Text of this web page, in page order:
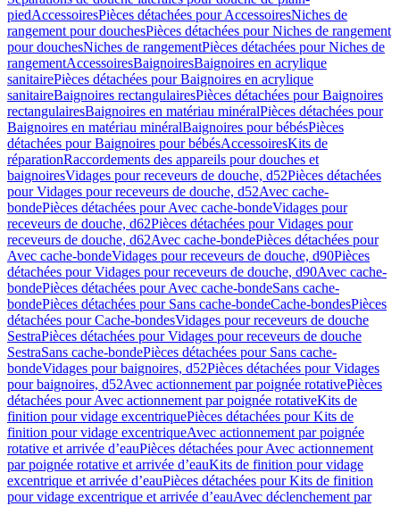
piedAccessoiresPièces détachées pour AccessoiresNiches de
rangement pour douchesPièces détachées pour Niches de rangement
pour douchesNiches de rangementPièces détachées pour Niches de
rangementAccessoiresBaignoiresBaignoires en acrylique
sanitairePièces détachées pour Baignoires en acrylique
sanitaireBaignoires rectangulairesPièces détachées pour Baignoires
rectangulairesBaignoires en matériau minéralPièces détachées pour
Baignoires en matériau minéralBaignoires pour bébésPièces
détachées pour Baignoires pour bébésAccessoiresKits de
réparationRaccordements des appareils pour douches et
baignoiresVidages pour receveurs de douche, d52Pièces détachées
pour Vidages pour receveurs de douche, d52Avec cache-
bondePièces détachées pour Avec cache-bondeVidages pour
receveurs de douche, d62Pièces détachées pour Vidages pour
receveurs de douche, d62Avec cache-bondePièces détachées pour
Avec cache-bondeVidages pour receveurs de douche, d90Pièces
détachées pour Vidages pour receveurs de douche, d90Avec cache-
bondePièces détachées pour Avec cache-bondeSans cache-
bondePièces détachées pour Sans cache-bondeCache-bondesPièces
détachées pour Cache-bondesVidages pour receveurs de douche
SestraPièces détachées pour Vidages pour receveurs de douche
SestraSans cache-bondePièces détachées pour Sans cache-
bondeVidages pour baignoires, d52Pièces détachées pour Vidages
pour baignoires, d52Avec actionnement par poignée rotativePièces
détachées pour Avec actionnement par poignée rotativeKits de
finition pour vidage excentriquePièces détachées pour Kits de
finition pour vidage excentriqueAvec actionnement par poignée
rotative et arrivée d’eauPièces détachées pour Avec actionnement
par poignée rotative et arrivée d’eauKits de finition pour vidage
excentrique et arrivée d’eauPièces détachées pour Kits de finition
pour vidage excentrique et arrivée d’eauAvec déclenchement par